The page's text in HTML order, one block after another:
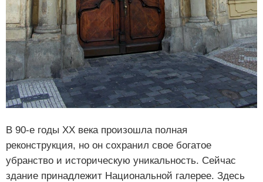
В 90-е годы XX века произошла полная
реконструкция, но он сохранил свое богатое
убранство и историческую уникальность. Сейчас
здание принадлежит Национальной галерее. Здесь